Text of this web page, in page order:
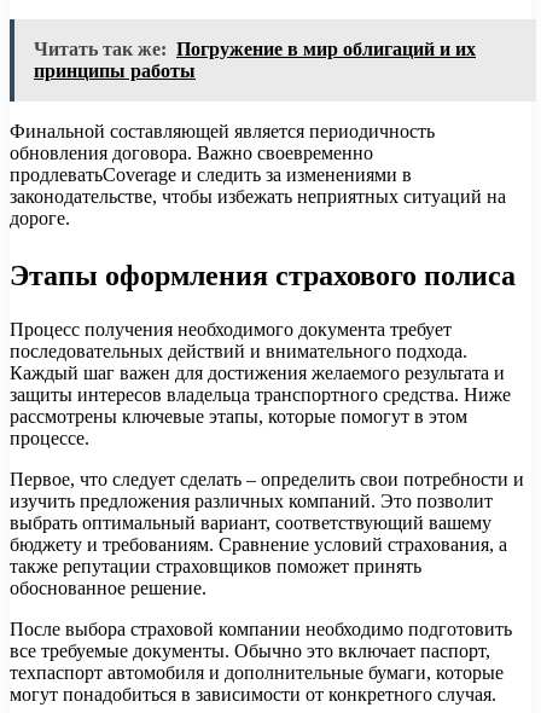
Читать так же: Погружение в мир облигаций и их
принципы работы
Финальной составляющей является периодичность
обновления договора. Важно своевременно
продлеватьCoverage и следить за изменениями в
законодательстве, чтобы избежать неприятных ситуаций на
дороге.
Этапы оформления страхового полиса
Процесс получения необходимого документа требует
последовательных действий и внимательного подхода.
Каждый шаг важен для достижения желаемого результата и
защиты интересов владельца транспортного средства. Ниже
рассмотрены ключевые этапы, которые помогут в этом
процессе.
Первое, что следует сделать – определить свои потребности и
изучить предложения различных компаний. Это позволит
выбрать оптимальный вариант, соответствующий вашему
бюджету и требованиям. Сравнение условий страхования, а
также репутации страховщиков поможет принять
обоснованное решение.
После выбора страховой компании необходимо подготовить
все требуемые документы. Обычно это включает паспорт,
техпаспорт автомобиля и дополнительные бумаги, которые
могут понадобиться в зависимости от конкретного случая.